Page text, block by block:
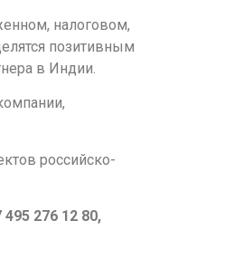
налоговом,
позитивным
в Индии.
российско-
495 276 12 80,